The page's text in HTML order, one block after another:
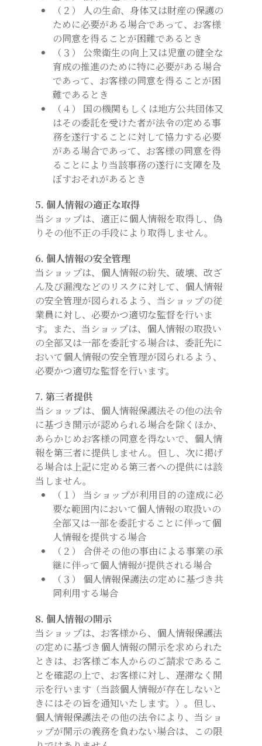
（２） 人の生命、身体又は財産の保護の
ために必要がある場合であって、お客様
の同意を得ることが困難であるとき
（３） 公衆衛生の向上又は児童の健全な
育成の推進のために特に必要がある場合
であって、お客様の同意を得ることが困
難であるとき
（４） 国の機関もしくは地方公共団体又
はその委託を受けた者が法令の定める事
務を遂行することに対して協力する必要
がある場合であって、お客様の同意を得
ることにより当該事務の遂行に支障を及
ぼすおそれがあるとき
5. 個人情報の適正な取得
当ショップは、適正に個人情報を取得し、偽
りその他不正の手段により取得しません。
6. 個人情報の安全管理
当ショップは、個人情報の紛失、破壊、改ざ
ん及び漏洩などのリスクに対して、個人情報
の安全管理が図られるよう、当ショップの従
業員に対し、必要かつ適切な監督を行いま
す。また、当ショップは、個人情報の取扱い
の全部又は一部を委託する場合は、委託先に
おいて個人情報の安全管理が図られるよう、
必要かつ適切な監督を行います。
7. 第三者提供
当ショップは、個人情報保護法その他の法令
に基づき開示が認められる場合を除くほか、
あらかじめお客様の同意を得ないで、個人情
報を第三者に提供しません。但し、次に掲げ
る場合は上記に定める第三者への提供には該
当しません。
（１） 当ショップが利用目的の達成に必
要な範囲内において個人情報の取扱いの
全部又は一部を委託することに伴って個
人情報を提供する場合
（２） 合併その他の事由による事業の承
継に伴って個人情報が提供される場合
（３） 個人情報保護法の定めに基づき共
同利用する場合
8. 個人情報の開示
当ショップは、お客様から、個人情報保護法
の定めに基づき個人情報の開示を求められた
ときは、お客様ご本人からのご請求であるこ
とを確認の上で、お客様に対し、遅滞なく開
示を行います（当該個人情報が存在しないと
きにはその旨を通知いたします。）。但し、
個人情報保護法その他の法令により、当ショ
ップが開示の義務を負わない場合は、この限